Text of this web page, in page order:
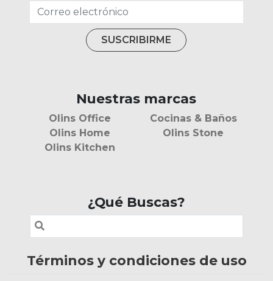
Nuestras marcas
Olins Office
Olins Home
Olins Kitchen
Cocinas & Baños
Olins Stone
¿Qué Buscas?
Términos y condiciones de uso